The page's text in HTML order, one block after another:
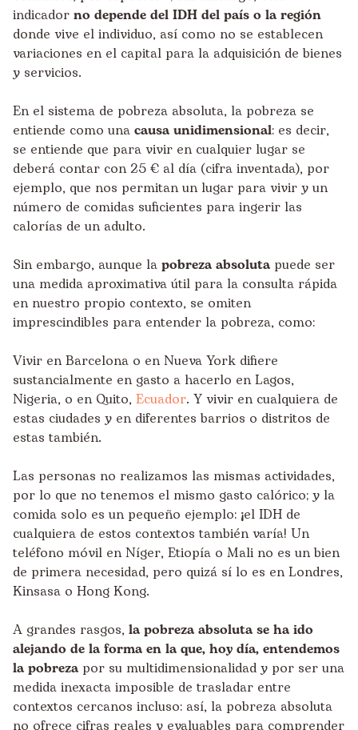
indicador no depende del IDH del país o la región
donde vive el individuo, así como no se establecen
variaciones en el capital para la adquisición de bienes
y servicios.
En el sistema de pobreza absoluta, la pobreza se
entiende como una causa unidimensional: es decir,
se entiende que para vivir en cualquier lugar se
deberá contar con 25 € al día (cifra inventada), por
ejemplo, que nos permitan un lugar para vivir y un
número de comidas suficientes para ingerir las
calorías de un adulto.
Sin embargo, aunque la pobreza absolutapuede ser
una medida aproximativa útil para la consulta rápida
en nuestro propio contexto, se omiten
imprescindibles para entender la pobreza, como:
Vivir en Barcelona o en Nueva York difiere
sustancialmente en gasto a hacerlo en Lagos,
Nigeria, o en Quito, Ecuador. Y vivir en cualquiera de
estas ciudades y en diferentes barrios o distritos de
estas también.
Las personas no realizamos las mismas actividades,
por lo que no tenemos el mismo gasto calórico; y la
comida solo es un pequeño ejemplo: ¡el IDH de
cualquiera de estos contextos también varía! Un
teléfono móvil en Níger, Etiopía o Mali no es un bien
de primera necesidad, pero quizá sí lo es en Londres,
Kinsasa o Hong Kong.
A grandes rasgos, la pobreza absoluta se ha ido
alejando de la forma en la que, hoy día, entendemos
la pobrezapor su multidimensionalidad y por ser una
medida inexacta imposible de trasladar entre
contextos cercanos incluso: así, la pobreza absoluta